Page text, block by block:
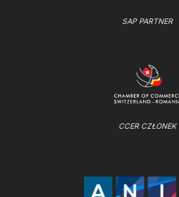
SAP PARTNER
CCER CZŁONEK